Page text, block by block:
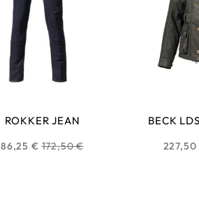
ROKKER JEAN
86,25 € Prix
172,50 €
BECK
227,50